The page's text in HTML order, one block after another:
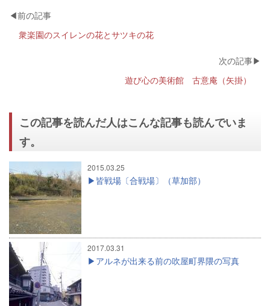
衆楽園のスイレンの花とサツキの花
遊び心の美術館 古意庵（矢掛）
この記事を読んだ人はこんな記事も読んでいま
す。
2015.03.25
皆戦場〔合戦場〕（草加部）
2017.03.31
アルネが出来る前の吹屋町界隈の写真